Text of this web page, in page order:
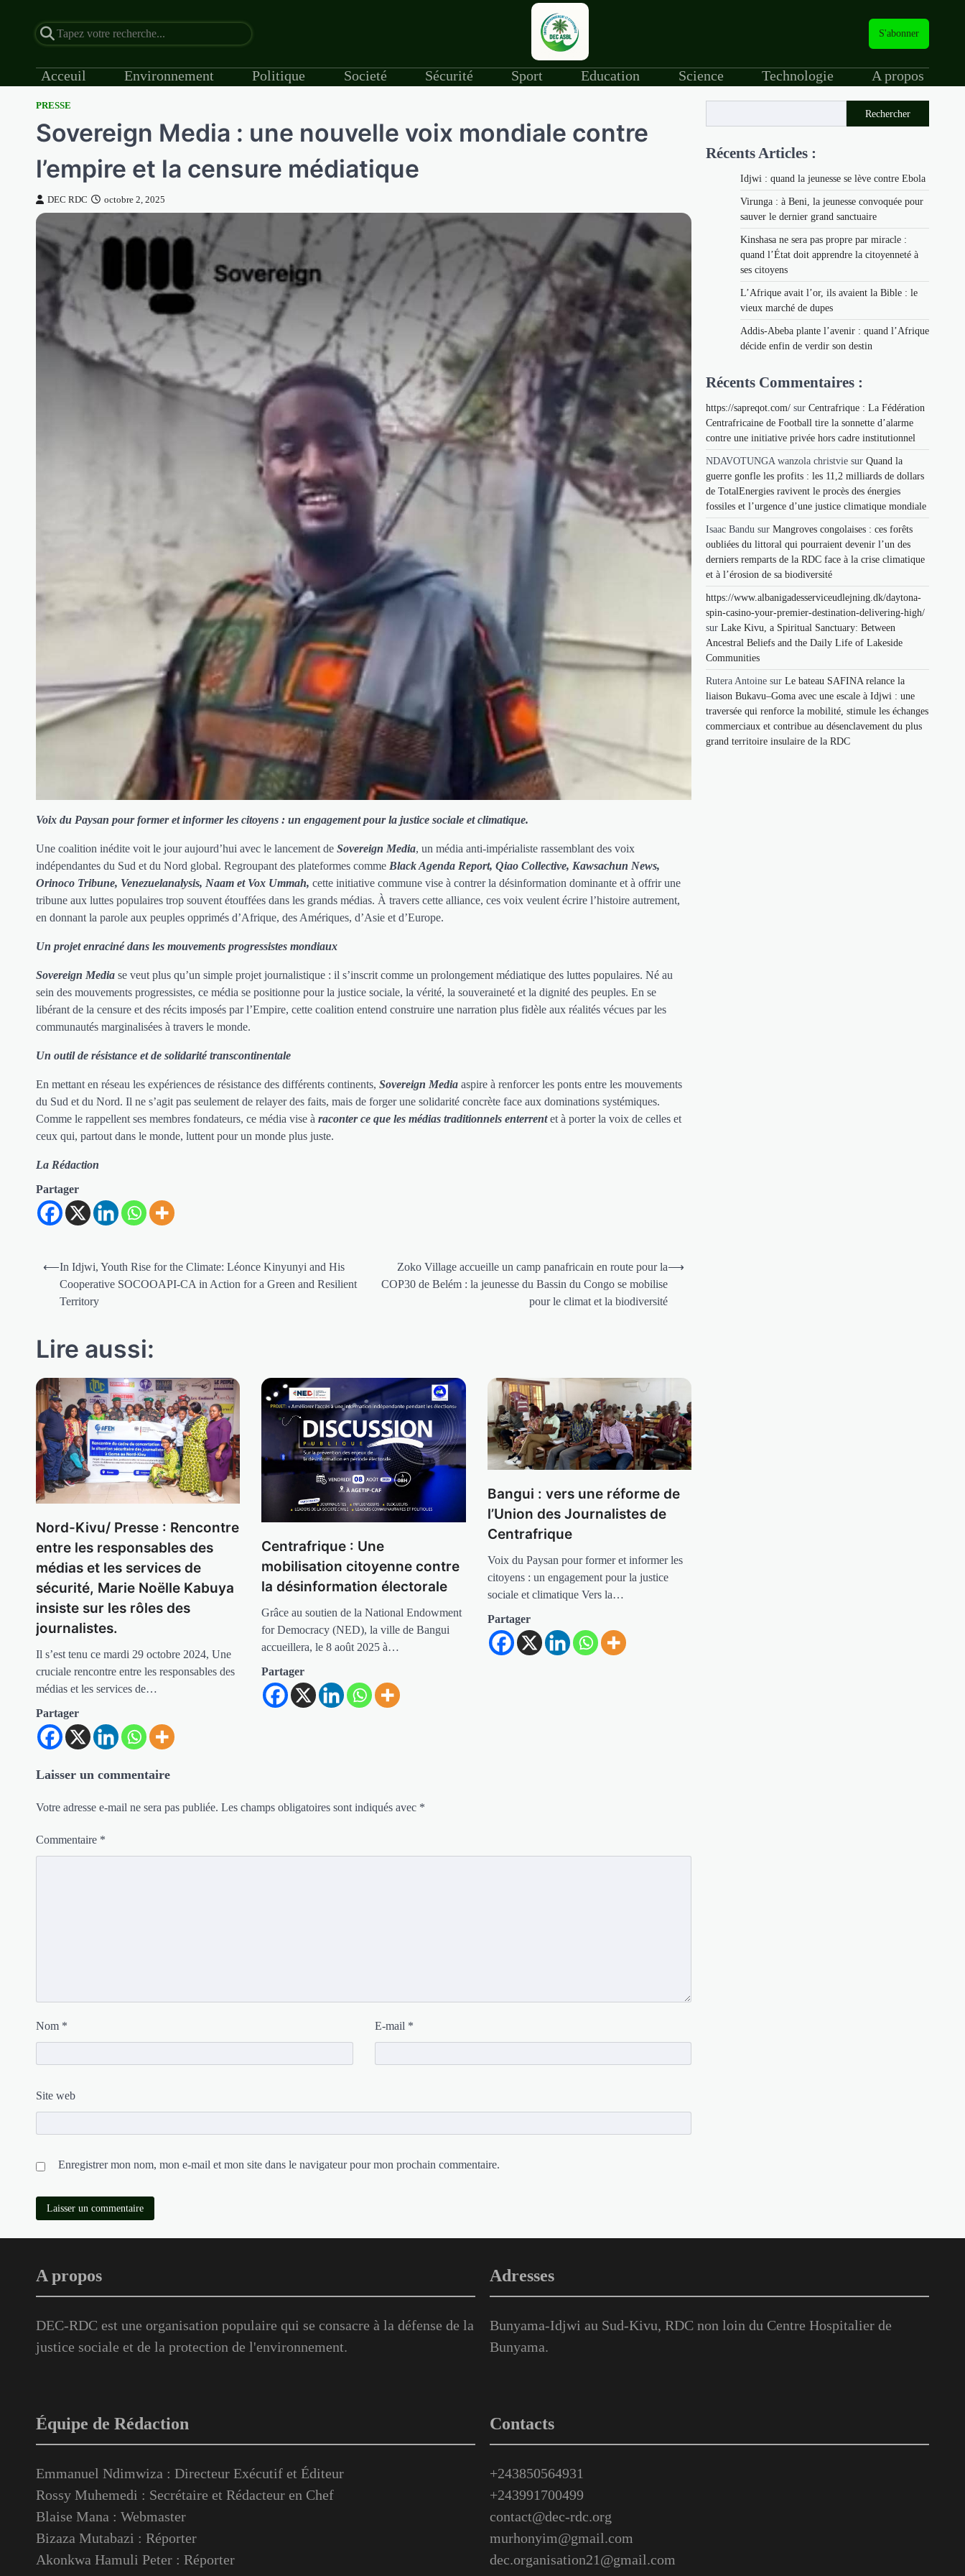
S'abonner
Acceuil Environnement Politique Societé Sécurité Sport Education Science Technologie A propos
PRESSE
Sovereign Media : une nouvelle voix mondiale contre
l’empire et la censure médiatique
DEC RDC octobre 2, 2025
Voix du Paysan pour former et informer les citoyens : un engagement pour la justice sociale et climatique.
Une coalition inédite voit le jour aujourd’hui avec le lancement de Sovereign Media, un média anti-impérialiste rassemblant des voix
indépendantes du Sud et du Nord global. Regroupant des plateformes comme Black Agenda Report, Qiao Collective, Kawsachun News,
Orinoco Tribune, Venezuelanalysis, Naam et Vox Ummah, cette initiative commune vise à contrer la désinformation dominante et à offrir une
tribune aux luttes populaires trop souvent étouffées dans les grands médias. À travers cette alliance, ces voix veulent écrire l’histoire autrement,
en donnant la parole aux peuples opprimés d’Afrique, des Amériques, d’Asie et d’Europe.
Un projet enraciné dans les mouvements progressistes mondiaux
Sovereign Media se veut plus qu’un simple projet journalistique : il s’inscrit comme un prolongement médiatique des luttes populaires. Né au
sein des mouvements progressistes, ce média se positionne pour la justice sociale, la vérité, la souveraineté et la dignité des peuples. En se
libérant de la censure et des récits imposés par l’Empire, cette coalition entend construire une narration plus fidèle aux réalités vécues par les
communautés marginalisées à travers le monde.
Un outil de résistance et de solidarité transcontinentale
En mettant en réseau les expériences de résistance des différents continents, Sovereign Media aspire à renforcer les ponts entre les mouvements
du Sud et du Nord. Il ne s’agit pas seulement de relayer des faits, mais de forger une solidarité concrète face aux dominations systémiques.
Comme le rappellent ses membres fondateurs, ce média vise à raconter ce que les médias traditionnels enterrentet à porter la voix de celles et
ceux qui, partout dans le monde, luttent pour un monde plus juste.
La Rédaction
Partager
Navigation
l’article
⟵In Idjwi, Youth Rise for the Climate: Léonce Kinyunyi and His
Cooperative SOCOOAPI-CA in Action for a Green and Resilient
Territory
Zoko Village accueille un camp panafricain en route pour la
COP30 de Belém : la jeunesse du Bassin du Congo se mobilise
pour le climat et la biodiversité
⟶
Lire aussi:
Nord-Kivu/ Presse : Rencontre
entre les responsables des
médias et les services de
sécurité, Marie Noëlle Kabuya
insiste sur les rôles des
journalistes.
Il s’est tenu ce mardi 29 octobre 2024, Une
cruciale rencontre entre les responsables des
médias et les services de…
Partager
Centrafrique : Une
mobilisation citoyenne contre
la désinformation électorale
Grâce au soutien de la National Endowment
for Democracy (NED), la ville de Bangui
accueillera, le 8 août 2025 à…
Partager
Bangui : vers une réforme de
l’Union des Journalistes de
Centrafrique
Voix du Paysan pour former et informer les
citoyens : un engagement pour la justice
sociale et climatique Vers la…
Partager
Laisser un commentaire
Votre adresse e-mail ne sera pas publiée. Les champs obligatoires sont indiqués avec *
Commentaire *
Nom * E-mail *
Site web
Enregistrer mon nom, mon e-mail et mon site dans le navigateur pour mon prochain commentaire.
Rechercher
Récents Articles :
Idjwi : quand la jeunesse se lève contre Ebola
Virunga : à Beni, la jeunesse convoquée pour
sauver le dernier grand sanctuaire
Kinshasa ne sera pas propre par miracle :
quand l’État doit apprendre la citoyenneté à
ses citoyens
L’Afrique avait l’or, ils avaient la Bible : le
vieux marché de dupes
Addis-Abeba plante l’avenir : quand l’Afrique
décide enfin de verdir son destin
Récents Commentaires :
https://sapreqot.com/ sur Centrafrique : La Fédération
Centrafricaine de Football tire la sonnette d’alarme
contre une initiative privée hors cadre institutionnel
NDAVOTUNGA wanzola christvie sur Quand la
guerre gonfle les profits : les 11,2 milliards de dollars
de TotalEnergies ravivent le procès des énergies
fossiles et l’urgence d’une justice climatique mondiale
Isaac Bandu sur Mangroves congolaises : ces forêts
oubliées du littoral qui pourraient devenir l’un des
derniers remparts de la RDC face à la crise climatique
et à l’érosion de sa biodiversité
https://www.albanigadesserviceudlejning.dk/daytona-
spin-casino-your-premier-destination-delivering-high/
sur Lake Kivu, a Spiritual Sanctuary: Between
Ancestral Beliefs and the Daily Life of Lakeside
Communities
Rutera Antoine sur Le bateau SAFINA relance la
liaison Bukavu–Goma avec une escale à Idjwi : une
traversée qui renforce la mobilité, stimule les échanges
commerciaux et contribue au désenclavement du plus
grand territoire insulaire de la RDC
A propos
DEC-RDC est une organisation populaire qui se consacre à la défense de la
justice sociale et de la protection de l'environnement.
Adresses
Bunyama-Idjwi au Sud-Kivu, RDC non loin du Centre Hospitalier de
Bunyama.
Équipe de Rédaction
Emmanuel Ndimwiza : Directeur Exécutif et Éditeur
Rossy Muhemedi : Secrétaire et Rédacteur en Chef
Blaise Mana : Webmaster
Bizaza Mutabazi : Réporter
Akonkwa Hamuli Peter : Réporter
Contacts
+243850564931
+243991700499
contact@dec-rdc.org
murhonyim@gmail.com
dec.organisation21@gmail.com